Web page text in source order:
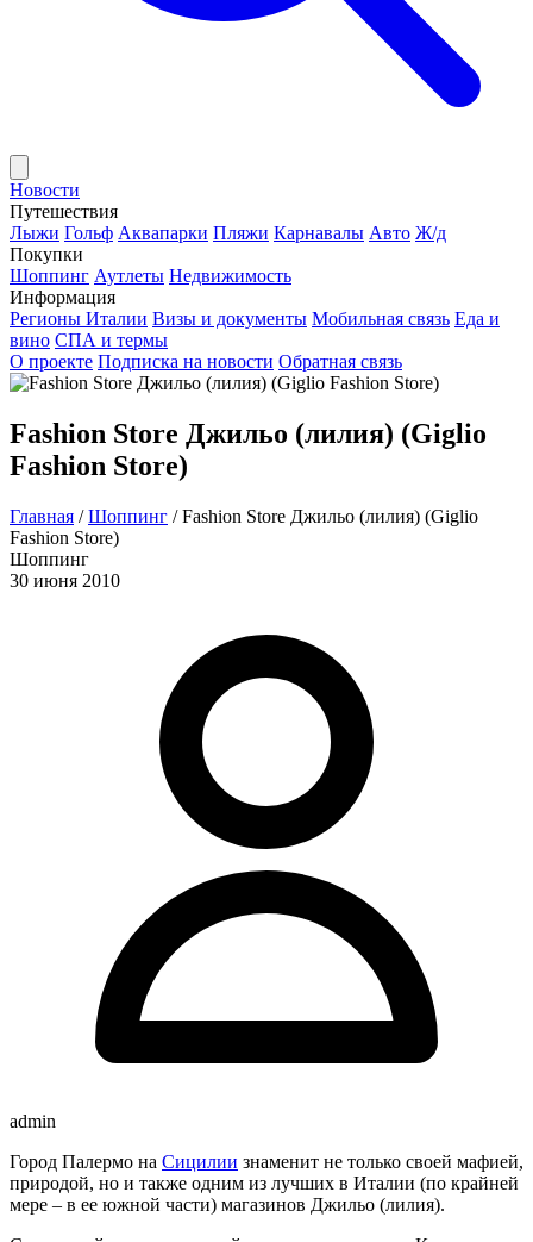
Новости
Путешествия
Лыжи Гольф Аквапарки Пляжи Карнавалы Авто Ж/д
Покупки
Шоппинг Аутлеты Недвижимость
Информация
Регионы Италии Визы и документы Мобильная связь Еда и
вино СПА и термы
О проекте Подписка на новости Обратная связь
Fashion Store Джильо (лилия) (Giglio
Fashion Store)
Главная / Шоппинг / Fashion Store Джильо (лилия) (Giglio
Fashion Store)
Шоппинг
30 июня 2010
admin
Город Палермо на Сицилии знаменит не только своей мафией,
природой, но и также одним из лучших в Италии (по крайней
мере – в ее южной части) магазинов Джильо (лилия).